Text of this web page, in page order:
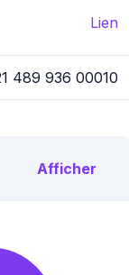
Lien
489 936 00010
Afficher